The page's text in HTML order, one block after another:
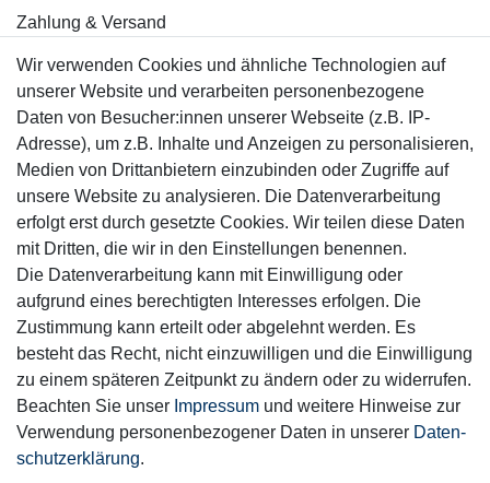
Zahlung & Versand
Sicher einkaufen
Mitglied
Motor-Fit
© Copyright 2026 | Alle Rechte vorbehalten.
Wir verwenden Cookies und ähnliche Technologien auf
unserer Website und verarbeiten personenbezogene
Daten von Besucher:innen unserer Webseite (z.B. IP-
Adresse), um z.B. Inhalte und Anzeigen zu personalisieren,
Medien von Drittanbietern einzubinden oder Zugriffe auf
unsere Website zu analysieren. Die Datenverarbeitung
erfolgt erst durch gesetzte Cookies. Wir teilen diese Daten
mit Dritten, die wir in den Einstellungen benennen.
Die Datenverarbeitung kann mit Einwilligung oder
aufgrund eines berechtigten Interesses erfolgen. Die
Zustimmung kann erteilt oder abgelehnt werden. Es
besteht das Recht, nicht einzuwilligen und die Einwilligung
zu einem späteren Zeitpunkt zu ändern oder zu widerrufen.
Beachten Sie unser Impressum und weitere Hinweise zur
Verwendung personenbezogener Daten in unserer Daten­
schutz­erklärung.